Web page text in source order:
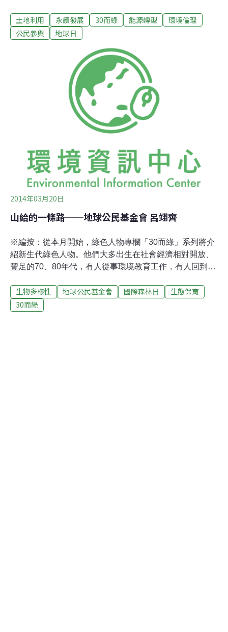
是什麼樣的生命歷程，促使他們在離開學生身分後，選擇
走在環境運動的路上？背後又是什麼力量支持他們堅持走
力於能源議題的綠色人物──綠色公民行動聯盟 趙家緯。
四月初的夜晚，台北的立法院外沸沸揚揚，為了兩岸服貿
協定爭議，青年學子與社會人士包圍立院已超過兩週。我
和綠色公民行動聯盟常務理事趙家緯約在鄰近的咖啡館，
分享他的環境公共參與之路。 與環工領域的生命初遇1981
年次的家緯，臉上有著乾淨的書卷氣息，母親是小學老
師、父親是職業軍人。1990年代，台灣社會面臨強烈的改
爭，隨後成立新黨，並結合當時的
土地利用 永續發展 30而綠 能源轉型
環境倫理
公民參與
地球日
2014年03月20日
山給的一條路──地球公民基金會 呂翊齊
※編按：從本月開始，綠色人物專欄「30而綠」系列將介
紹新生代綠色人物。他們大多出生在社會經濟相對開放、
豐足的70、80年代，有人從事環境教育工作，有人回到田
一起來看看，是什麼樣的生命歷程，促使他們在離開學生
身分後，選擇走在環境運動的路上？背後又是什麼力量支
生物多樣性 地球公民基金會 國際森林日
生態保育
30而綠